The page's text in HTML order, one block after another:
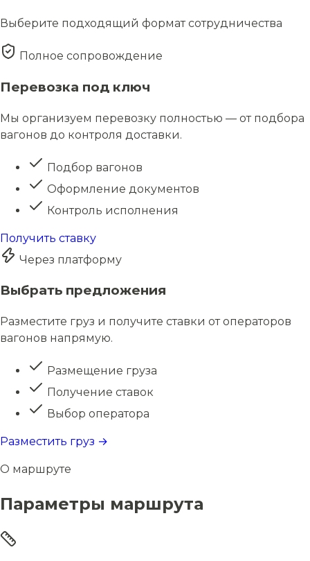
Выберите подходящий формат сотрудничества
Полное сопровождение
Перевозка под ключ
Мы организуем перевозку полностью — от подбора
вагонов до контроля доставки.
Подбор вагонов
Оформление документов
Контроль исполнения
Получить ставку
Через платформу
Выбрать предложения
Разместите груз и получите ставки от операторов
вагонов напрямую.
Размещение груза
Получение ставок
Выбор оператора
Разместить груз →
О маршруте
Параметры маршрута